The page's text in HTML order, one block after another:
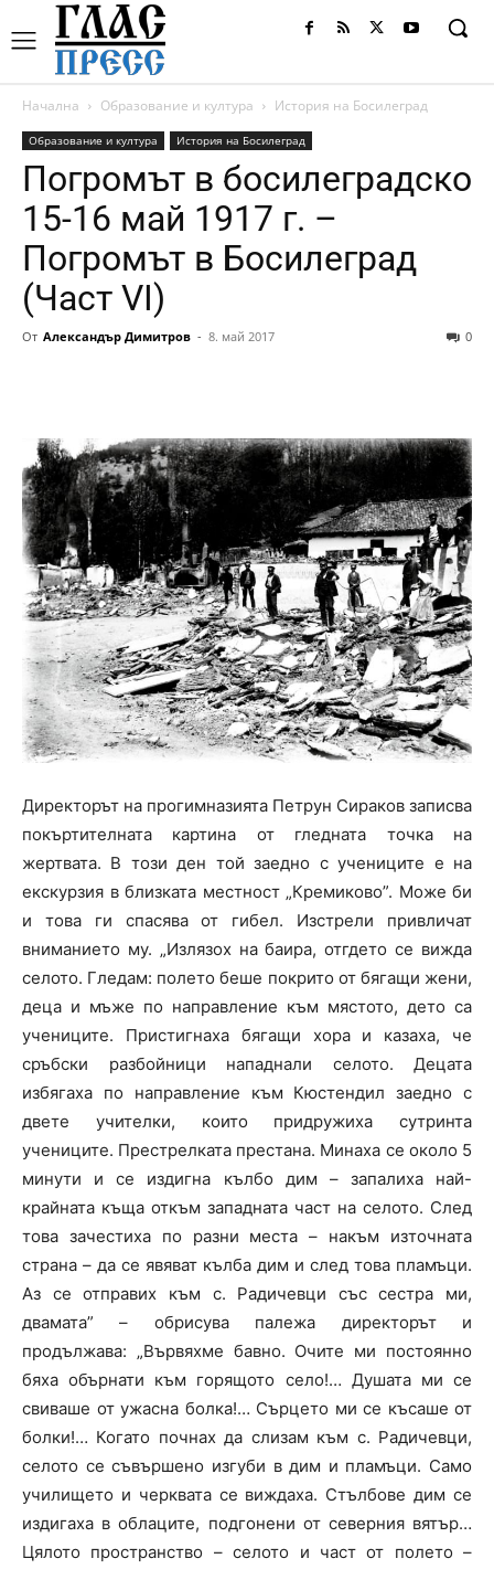
Начална Образование и култура История на Босилеград
Образование и култура История на Босилеград
Погромът в босилеградско
15-16 май 1917 г. –
Погромът в Босилеград
(Част VI)
От Александър Димитров - 8. май 2017 0
Директорът на прогимназията Петрун Сираков записва
покъртителната картина от гледната точка на
жертвата. В този ден той заедно с учениците е на
екскурзия в близката местност „Кремиково”. Може би
и това ги спасява от гибел. Изстрели привличат
вниманието му. „Излязох на баира, отгдето се вижда
селото. Гледам: полето беше покрито от бягащи жени,
деца и мъже по направление към мястото, дето са
учениците. Пристигнаха бягащи хора и казаха, че
сръбски разбойници нападнали селото. Децата
избягаха по направление към Кюстендил заедно с
двете учителки, които придружиха сутринта
учениците. Престрелката престана. Минаха се около 5
минути и се издигна кълбо дим – запалиха най-
крайната къща откъм западната част на селото. След
това зачестиха по разни места – накъм източната
страна – да се явяват кълба дим и след това пламъци.
Аз се отправих към с. Радичевци със сестра ми,
двамата” – обрисува палежа директорът и
продължава: „Вървяхме бавно. Очите ми постоянно
бяха обърнати към горящото село!… Душата ми се
свиваше от ужасна болка!… Сърцето ми се късаше от
болки!… Когато почнах да слизам към с. Радичевци,
селото се съвършено изгуби в дим и пламъци. Само
училището и черквата се виждаха. Стълбове дим се
издигаха в облаците, подгонени от северния вятър…
Цялото пространство – селото и част от полето –